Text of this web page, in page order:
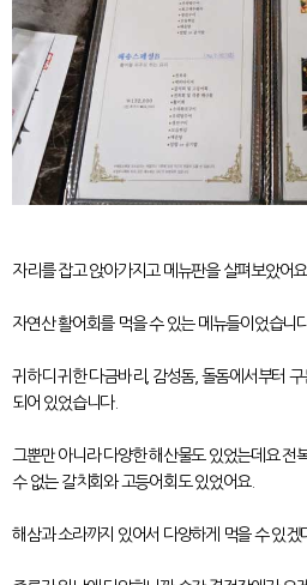
자리를 잡고 앉아가지고 메뉴판을 살펴보았어
자연산 활어회를 먹을 수 있는 메뉴들이었습니
귀하디 귀한 다금바리, 감성돔, 돌돔에서부터
되어 있었습니다.
그뿐만 아니라 다양한 해산물도 있었는데요 전
수 없는 갈치회와 고등어회도 있었어요.
해삼과 소라까지 있어서 다양하게 먹을 수 있겠